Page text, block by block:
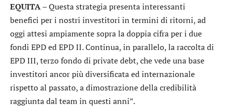
EQUITA– Questa strategia presenta interessanti
benefici per i nostri investitori in termini di ritorni, ad
oggi attesi ampiamente sopra la doppia cifra per i due
fondi EPD ed EPD II. Continua, in parallelo, la raccolta di
EPD III, terzo fondo di private debt, che vede una base
investitori ancor più diversificata ed internazionale
rispetto al passato, a dimostrazione della credibilità
raggiunta dal team in questi anni”.